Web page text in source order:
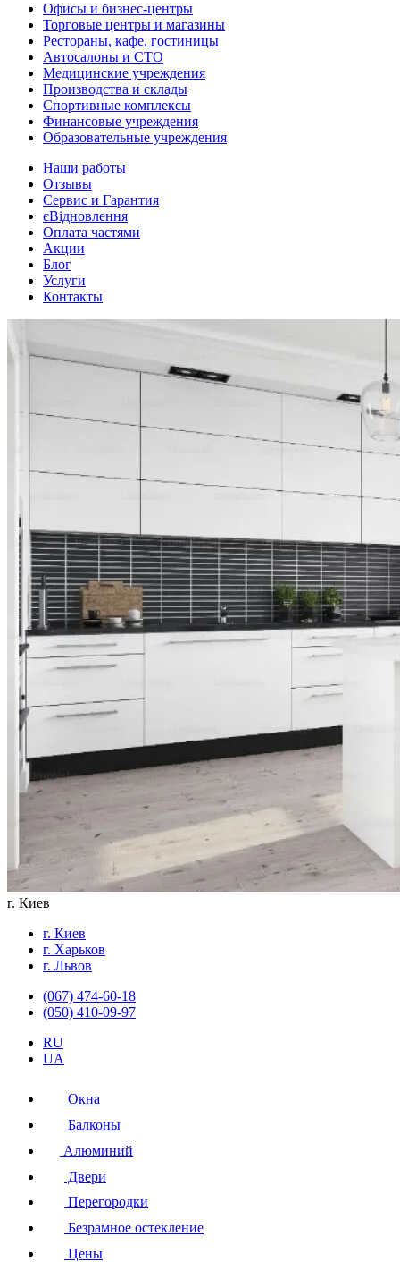
Офисы и бизнес-центры
Торговые центры и магазины
Рестораны, кафе, гостиницы
Автосалоны и СТО
Медицинские учреждения
Производства и склады
Спортивные комплексы
Финансовые учреждения
Образовательные учреждения
Наши работы
Отзывы
Сервис и Гарантия
єВідновлення
Оплата частями
Акции
Блог
Услуги
Контакты
г. Киев
г. Киев
г. Харьков
г. Львов
(067) 474-60-18
(050) 410-09-97
RU
UA
Окна
Балконы
Алюминий
Двери
Перегородки
Безрамное остекление
Цены